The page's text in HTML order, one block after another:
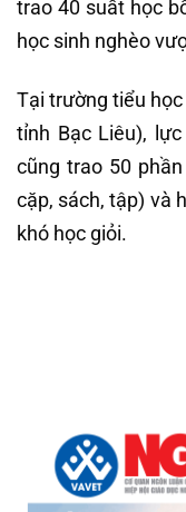
trao 40 suất học
học sinh nghèo
Tại trường tiểu
tỉnh Bạc Liêu),
cũng trao 50
cặp, sách, tập) và
khó học giỏi.